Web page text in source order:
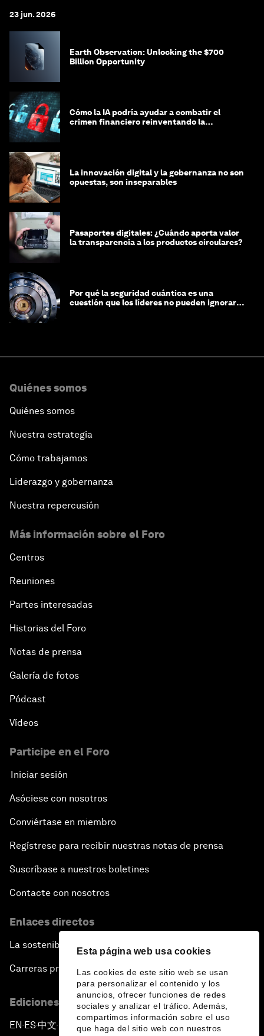
Esta página web usa cookies
Las cookies de este sitio web se usan
para personalizar el contenido y los
anuncios, ofrecer funciones de redes
sociales y analizar el tráfico. Además,
compartimos información sobre el uso
que haga del sitio web con nuestros
23 jun. 2026
Earth Observation: Unlocking the $700
Billion Opportunity
Cómo la IA podría ayudar a combatir el
crimen financiero reinventando la
La innovación digital y la gobernanza no son
opuestas, son inseparables
Pasaportes digitales: ¿Cuándo aporta valor
la transparencia a los productos circulares?
Por qué la seguridad cuántica es una
cuestión que los líderes no pueden ignorar
Quiénes somos
Quiénes somos
Nuestra estrategia
Cómo trabajamos
Liderazgo y gobernanza
Nuestra repercusión
Más información sobre el Foro
Centros
Reuniones
Partes interesadas
Historias del Foro
Notas de prensa
Galería de fotos
Pódcast
Vídeos
Participe en el Foro
Iniciar sesión
Asóciese con nosotros
Conviértase en miembro
Regístrese para recibir nuestras notas de prensa
Suscríbase a nuestros boletines
Contacte con nosotros
Enlaces directos
La sostenibilidad en el Foro
Carreras profesionales
Ediciones en otros idiomas
EN ▪ES▪中文▪ 日本語